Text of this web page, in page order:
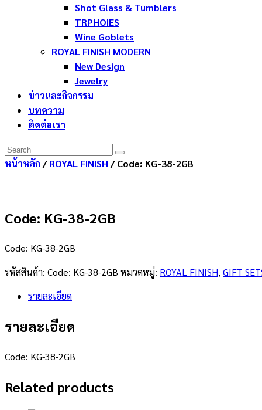
Shot Glass & Tumblers
TRPHOIES
Wine Goblets
ROYAL FINISH MODERN
New Design
Jewelry
ข่าวและกิจกรรม
บทความ
ติดต่อเรา
หน้าหลัก /ROYAL FINISH / Code: KG-38-2GB
Code: KG-38-2GB
Code: KG-38-2GB
รหัสสินค้า: Code: KG-38-2GB หมวดหมู่: ROYAL FINISH, GIFT
รายละเอียด
รายละเอียด
Code: KG-38-2GB
Related products